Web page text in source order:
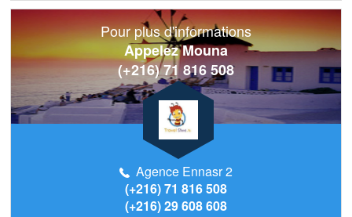
Pour plus d'informations
Appelez Mouna
(+216) 71 816 508
Agence Ennasr 2
(+216) 71 816 508
(+216) 29 608 608